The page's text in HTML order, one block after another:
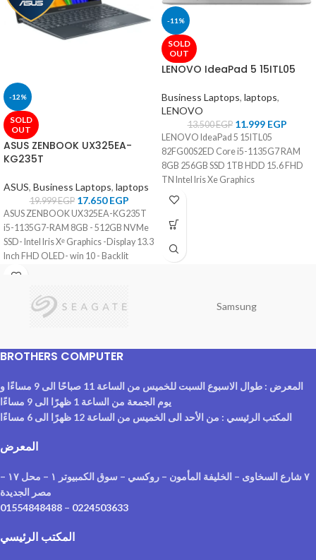
-12%
SOLD
OUT
ASUS ZENBOOK UX325EA-
KG235T
ASUS, Business Laptops, laptops
19.999EGP 17.650EGP
ASUS ZENBOOK UX325EA-KG235T
i5-1135G7-RAM 8GB - 512GB NVMe
SSD- Intel Iris Xᵉ Graphics -Display 13.3
Inch FHD OLED- win 10 - Backlit
Keyboard 90NB0SL1-M06590
-11%
SOLD
OUT
LENOVO IdeaPad 5 15ITL05
Business Laptops, laptops,
LENOVO
13.500EGP 11.999 EGP
LENOVO IdeaPad 5 15ITL05
82FG00S2ED Core i5-1135G7 RAM
8GB 256GB SSD 1TB HDD 15.6 FHD
TN Intel Iris Xe Graphics
Samsung
BROTHERS COMPUTER
المعرض : طوال الاسبوع السبت للخميس من الساعة 11 صباحًا الى 9 مساءًا و
يوم الجمعة من الساعة 1 ظهرًا الى 9 مساءًا
المكتب الرئيسي : من الأحد الى الخميس من الساعة 12 ظهرًا الى 6 مساءًا
المعرض
٧ شارع السخاوى – الخليفة المأمون – روكسي – سوق الكمبيوتر ١ – محل ١٧ –
مصر الجديدة
01554848488 – 0224503633
المكتب الرئيسي